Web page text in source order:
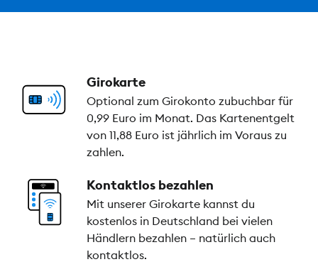
Girokarte
Optional zum Girokonto zubuchbar für
0,99 Euro im Monat. Das Kartenentgelt
von 11,88 Euro ist jährlich im Voraus zu
zahlen.
Kontaktlos bezahlen
Mit unserer Girokarte kannst du
kostenlos in Deutschland bei vielen
Händlern bezahlen – natürlich auch
kontaktlos.